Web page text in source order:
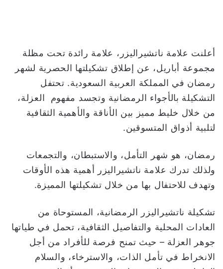
ا
أعلنت علامة ناتشيراليزر، علامة رائدة تحت مظلة
مجموعة أباريل، عن إطلاق تشكيلتها الحصرية لشهر
رمضان في المملكة العربية السعودية. تحتفل
التشكيلة بالأجواء الرمضانية وتجسد مفهوم العزلة،
من خلال خليط مميز بين الأناقة والأهمية الثقافية
لتلبية أذواق المتسوقين.
رمضان، هو شهر التأمل، والاستبطان، والتجمعات
ولذلك تدرك علامة ناتشيراليزر أهمية هذه الأوقات
وتهدف للاحتفال بها من خلال تشكيلتها المميزة.
تشكيلة ناتشيراليزر الرمضانية، المستوحاة من
العادات المحلية والتفاصيل الثقافية، تحمل في طياتها
جوهر العزلة – حيث تمنح فرصة للأفراد من أجل
الانخراط في تأمل الذات، والاسترخاء، والسلام